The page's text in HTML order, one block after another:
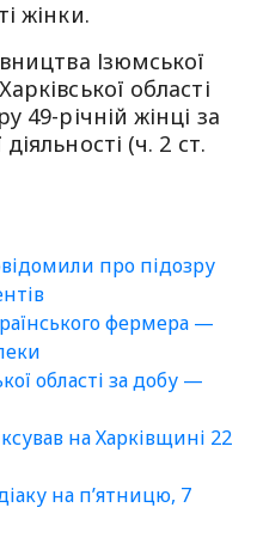
жінки.
Ізюмської
області
49-річній жінці за
(ч. 2 ст.
про підозру
фермера —
області за добу —
на Харківщині 22
на п’ятницю, 7